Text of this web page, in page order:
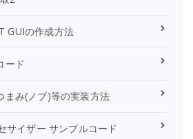
GUIの作成方法
ード
まみ(ノブ)等の実装方法
サイザー サンプルコード